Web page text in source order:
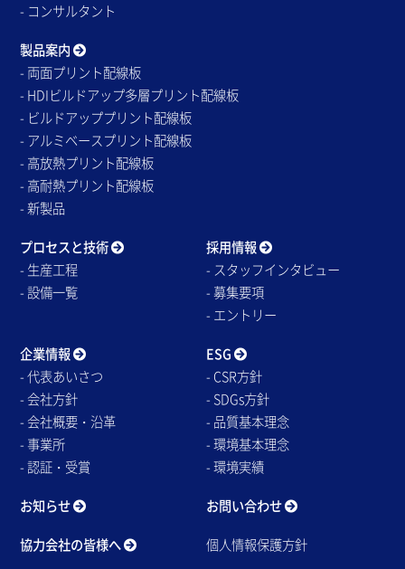
- コンサルタント
製品案内
- 両面プリント配線板
- HDIビルドアップ多層プリント配線板
- ビルドアッププリント配線板
- アルミベースプリント配線板
- 高放熱プリント配線板
- 高耐熱プリント配線板
- 新製品
プロセスと技術
- 生産工程
- 設備一覧
企業情報
- 代表あいさつ
- 会社方針
- 会社概要・沿革
- 事業所
- 認証・受賞
採用情報
- スタッフインタビュー
- 募集要項
- エントリー
ESG
- CSR方針
- SDGs方針
- 品質基本理念
- 環境基本理念
- 環境実績
お知らせ お問い合わせ
協力会社の皆様へ 個人情報保護方針